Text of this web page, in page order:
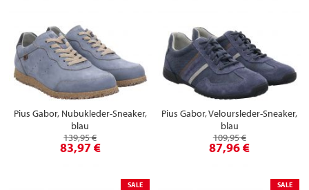
Pius Gabor, Nubukleder-Sneaker,
blau
139,95 €
83,97 €
Pius Gabor, Veloursleder-Sneaker,
blau
109,95 €
87,96 €
SALE SALE